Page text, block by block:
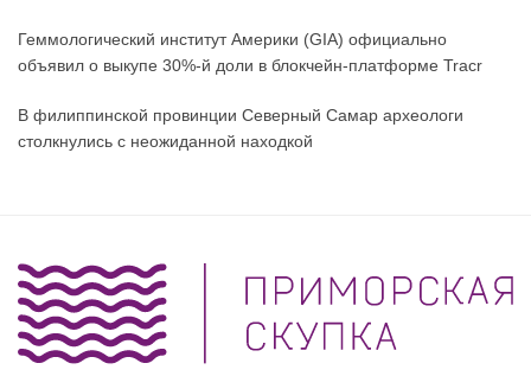
Геммологический институт Америки (GIA) официально
объявил о выкупе 30%-й доли в блокчейн-платформе Tracr
В филиппинской провинции Северный Самар археологи
столкнулись с неожиданной находкой